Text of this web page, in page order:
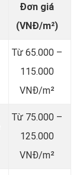
Đơn giá
(VNĐ/m²)
Từ 65.000 –
115.000
VNĐ/m²
Từ 75.000 –
125.000
VNĐ/m²